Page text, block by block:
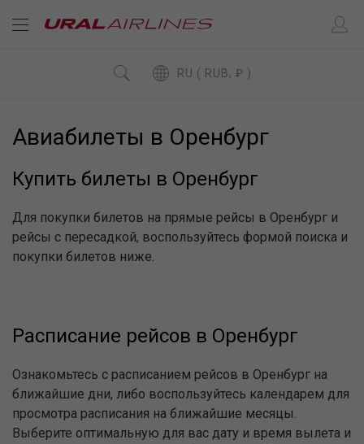
RU ( RUB, ₽ )
Авиабилеты в Оренбург
Купить билеты в Оренбург
Для покупки билетов на прямые рейсы в Оренбург и
рейсы с пересадкой, воспользуйтесь формой поиска и
покупки билетов ниже.
Расписание рейсов в Оренбург
Ознакомьтесь с расписанием рейсов в Оренбург на
ближайшие дни, либо воспользуйтесь календарем для
просмотра расписания на ближайшие месяцы.
Выберите оптимальную для вас дату и время вылета и